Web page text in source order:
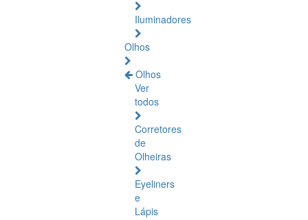
Iluminadores
Olhos
Olhos
Ver
todos
Corretores
de
Olheiras
Eyeliners
e
Lápis